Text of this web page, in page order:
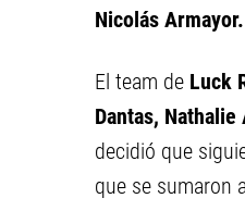
Nicolás Armayor.
El team de Luck
Dantas, Nathalie
decidió que
que se sumaron